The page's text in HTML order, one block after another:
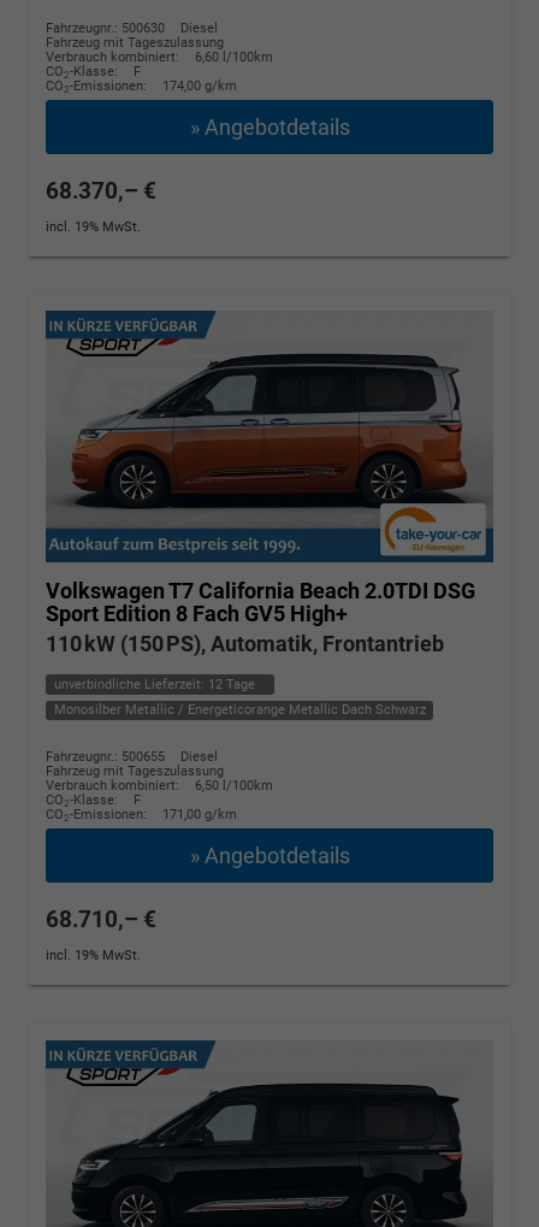
Fahrzeugnr.: 500630
Diesel
Fahrzeug mit Tageszulassung
Verbrauch kombiniert:
6,60 l/100km
CO2-Klasse:
F
CO2-Emissionen: 174,00 g/km
» Angebotdetails
68.370,– €
incl. 19% MwSt.
Volkswagen T7 California Beach 2.0TDI DSG
Sport Edition 8 Fach GV5 High+
110 kW (150 PS), Automatik, Frontantrieb
unverbindliche Lieferzeit: 12 Tage
Monosilber Metallic / Energeticorange Metallic Dach Schwarz
Fahrzeugnr.: 500655
Diesel
Fahrzeug mit Tageszulassung
Verbrauch kombiniert:
6,50 l/100km
CO2-Klasse:
F
CO2-Emissionen: 171,00 g/km
» Angebotdetails
68.710,– €
incl. 19% MwSt.